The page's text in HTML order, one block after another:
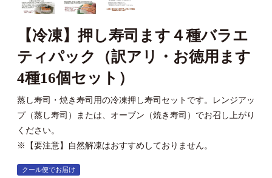
【冷凍】押し寿司ます４種バラエ
ティパック（訳アリ・お徳用ます
4種16個セット）
蒸し寿司・焼き寿司用の冷凍押し寿司セットです。レンジアッ
プ（蒸し寿司）または、オーブン（焼き寿司）でお召し上がり
ください。
※【要注意】自然解凍はおすすめしておりません。
クール便でお届け